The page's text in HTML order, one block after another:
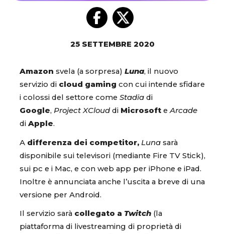
25 SETTEMBRE 2020
Amazon svela (a sorpresa) Luna, il nuovo
servizio di cloud gaming con cui intende sfidare
i colossi del settore come Stadia di
Google, Project XClouddi Microsoft eArcade
di Apple.
A differenza dei competitor, Luna sarà
disponibile sui televisori (mediante Fire TV Stick),
sui pc e i Mac, e con web app per iPhone e iPad.
Inoltre è annunciata anche l’uscita a breve di una
versione per Android.
Il servizio sarà collegato a Twitch (la
piattaforma di livestreaming di proprietà di